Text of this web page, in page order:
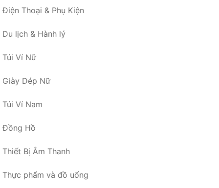
Điện Thoại & Phụ Kiện
Du lịch & Hành lý
Túi Ví Nữ
Giày Dép Nữ
Túi Ví Nam
Đồng Hồ
Thiết Bị Âm Thanh
Thực phẩm và đồ uống